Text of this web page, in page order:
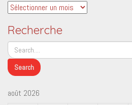
Archives
Recherche
août 2026